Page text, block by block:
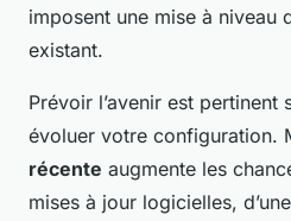
imposent une mise à niveau
existant.
Prévoir l’avenir est
évoluer votre configuration.
récente augmente les
mises à jour logicielles,